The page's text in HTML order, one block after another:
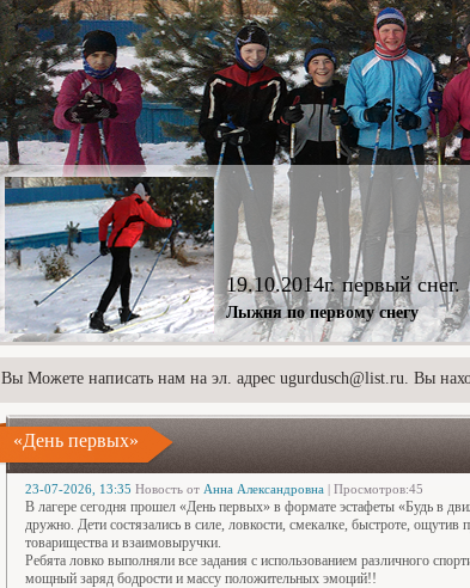
19.10.2014г. первый снег.
Лыжня по первому снегу
Вы Можете написать нам на эл. адрес ugurdusch@list.ru. Вы
«День первых»
23-07-2026, 13:35 Новость от Анна Александровна | Просмотров:45
В лагере сегодня прошел «День первых» в формате эстафеты «Будь в
дружно. Дети состязались в силе, ловкости, смекалке, быстроте,
товарищества и взаимовыручки.
Ребята ловко выполняли все задания с использованием различного
мощный заряд бодрости и массу положительных эмоций!!